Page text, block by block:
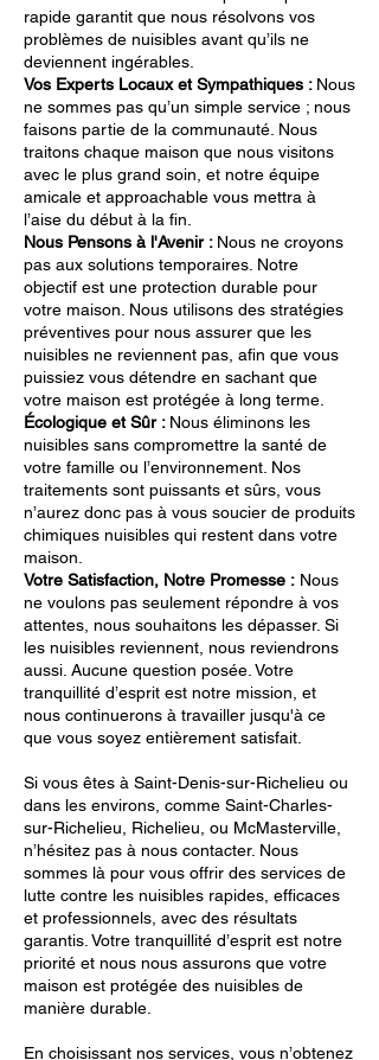
rapide garantit que nous résolvons vos
problèmes de nuisibles avant qu’ils ne
deviennent ingérables.
Vos Experts Locaux et Sympathiques : Nous
ne sommes pas qu’un simple service ; nous
faisons partie de la communauté. Nous
traitons chaque maison que nous visitons
avec le plus grand soin, et notre équipe
amicale et approachable vous mettra à
l’aise du début à la fin.
Nous Pensons à l'Avenir : Nous ne croyons
pas aux solutions temporaires. Notre
objectif est une protection durable pour
votre maison. Nous utilisons des stratégies
préventives pour nous assurer que les
nuisibles ne reviennent pas, afin que vous
puissiez vous détendre en sachant que
votre maison est protégée à long terme.
Écologique et Sûr : Nous éliminons les
nuisibles sans compromettre la santé de
votre famille ou l’environnement. Nos
traitements sont puissants et sûrs, vous
n’aurez donc pas à vous soucier de produits
chimiques nuisibles qui restent dans votre
maison.
Votre Satisfaction, Notre Promesse : Nous
ne voulons pas seulement répondre à vos
attentes, nous souhaitons les dépasser. Si
les nuisibles reviennent, nous reviendrons
aussi. Aucune question posée. Votre
tranquillité d’esprit est notre mission, et
nous continuerons à travailler jusqu'à ce
que vous soyez entièrement satisfait.
Si vous êtes à Saint-Denis-sur-Richelieu ou
dans les environs, comme Saint-Charles-
sur-Richelieu, Richelieu, ou McMasterville,
n’hésitez pas à nous contacter. Nous
sommes là pour vous offrir des services de
lutte contre les nuisibles rapides, efficaces
et professionnels, avec des résultats
garantis. Votre tranquillité d’esprit est notre
priorité et nous nous assurons que votre
maison est protégée des nuisibles de
manière durable.
En choisissant nos services, vous n’obtenez